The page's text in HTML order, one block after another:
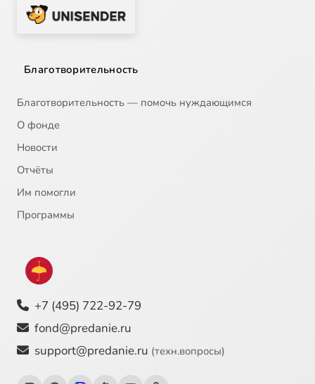
Благотворительность
Благотворительность — помочь нуждающимся
О фонде
Новости
Отчёты
Им помогли
Программы
+7 (495) 722-92-79
fond@predanie.ru
support@predanie.ru (техн.вопросы)